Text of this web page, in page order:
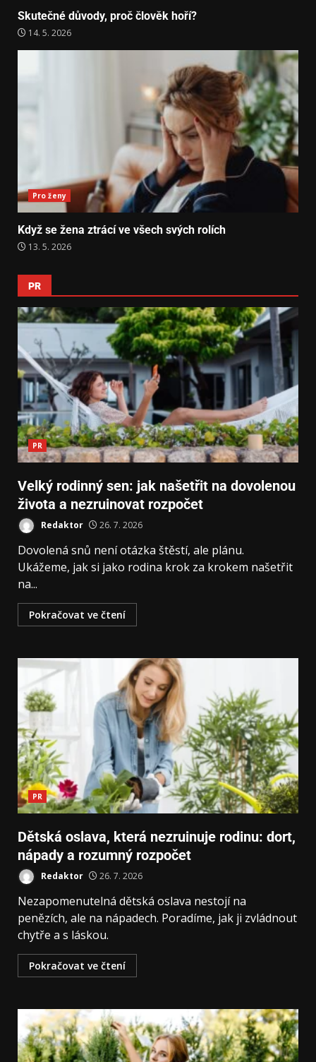
Skutečné důvody, proč člověk hoří?
14. 5. 2026
Pro ženy
Když se žena ztrácí ve všech svých rolích
13. 5. 2026
PR
PR
Velký rodinný sen: jak našetřit na dovolenou
života a nezruinovat rozpočet
Redaktor 26. 7. 2026
Dovolená snů není otázka štěstí, ale plánu.
Ukážeme, jak si jako rodina krok za krokem našetřit
na...
Pokračovat ve čtení
PR
Dětská oslava, která nezruinuje rodinu: dort,
nápady a rozumný rozpočet
Redaktor 26. 7. 2026
Nezapomenutelná dětská oslava nestojí na
penězích, ale na nápadech. Poradíme, jak ji zvládnout
chytře a s láskou.
Pokračovat ve čtení